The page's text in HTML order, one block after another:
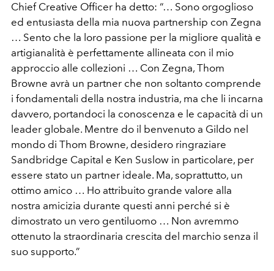
Chief Creative Officer ha detto: “… Sono orgoglioso
ed entusiasta della mia nuova partnership con Zegna
… Sento che la loro passione per la migliore qualità e
artigianalità è perfettamente allineata con il mio
approccio alle collezioni … Con Zegna, Thom
Browne avrà un partner che non soltanto comprende
i fondamentali della nostra industria, ma che li incarna
davvero, portandoci la conoscenza e le capacità di un
leader globale. Mentre do il benvenuto a Gildo nel
mondo di Thom Browne, desidero ringraziare
Sandbridge Capital e Ken Suslow in particolare, per
essere stato un partner ideale. Ma, soprattutto, un
ottimo amico … Ho attribuito grande valore alla
nostra amicizia durante questi anni perché si è
dimostrato un vero gentiluomo … Non avremmo
ottenuto la straordinaria crescita del marchio senza il
suo supporto.”